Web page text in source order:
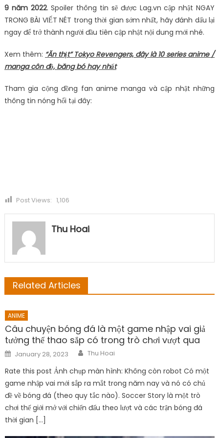
9 năm 2022. Spoiler thông tin sẽ được Lag.vn cập nhật NGAY
TRONG BÀI VIẾT NÉT trong thời gian sớm nhất, hãy đánh dấu lại
ngay để trở thành người đầu tiên cập nhật nội dung mới nhé.
Xem thêm: “Ăn thịt” Tokyo Revengers, đây là 10 series anime /
manga côn đồ, băng bó hay nhất
Tham gia cộng đồng fan anime manga và cập nhật những
thông tin nóng hổi tại đây:
Post Views: 1,106
Thu Hoai
Related Articles
ANIME
Câu chuyện bóng đá là một game nhập vai giả
tưởng thể thao sắp có trong trò chơi vượt qua
Posted
on
January 28, 2023 Author
Thu Hoai
Rate this post Ảnh chụp màn hình: Không còn robot Có một
game nhập vai mới sắp ra mắt trong năm nay và nó có chủ
đề về bóng đá (theo quy tắc nào). Soccer Story là một trò
chơi thế giới mở với chiến đấu theo lượt và các trận bóng đá
thời gian […]